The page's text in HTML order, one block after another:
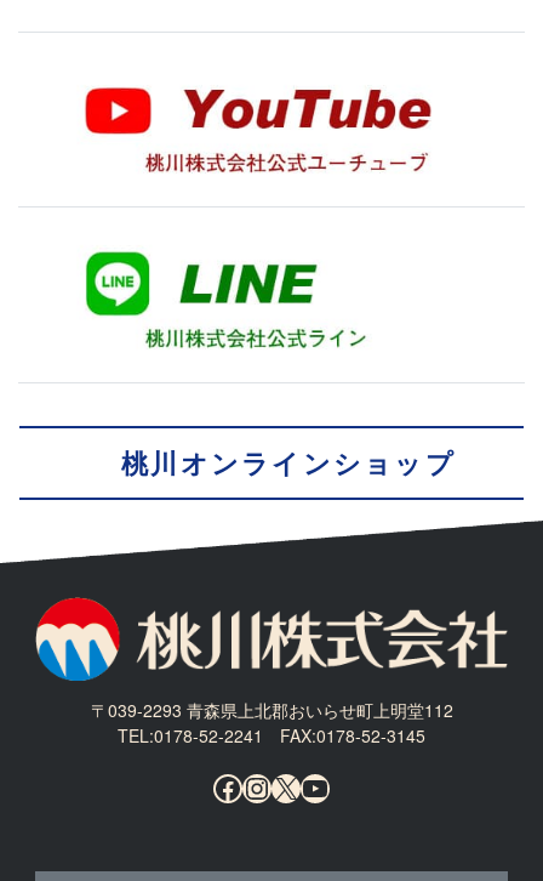
桃川オンラインショップ
〒039-2293 青森県上北郡おいらせ町上明堂112
TEL:0178-52-2241 FAX:0178-52-3145
Facebook
Instagram
X YouTube